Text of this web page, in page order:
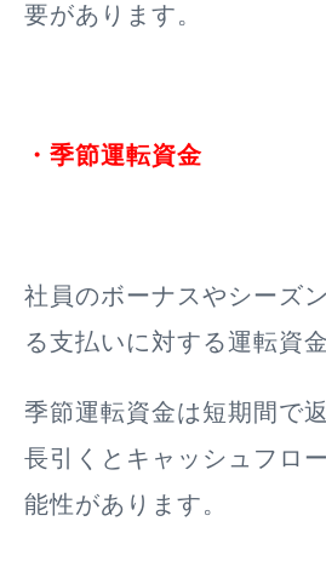
要があります。
・季節運転資金
社員のボーナスやシーズ
る支払いに対する運転資金
季節運転資金は短期間で
長引くとキャッシュフロ
能性があります。